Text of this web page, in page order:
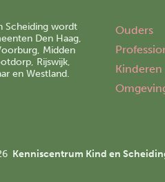
Scheiding wordt
Den Haag,
Midden
Rijswijk,
en Westland.
Ouders
Kinderen
Kenniscentrum Kind en